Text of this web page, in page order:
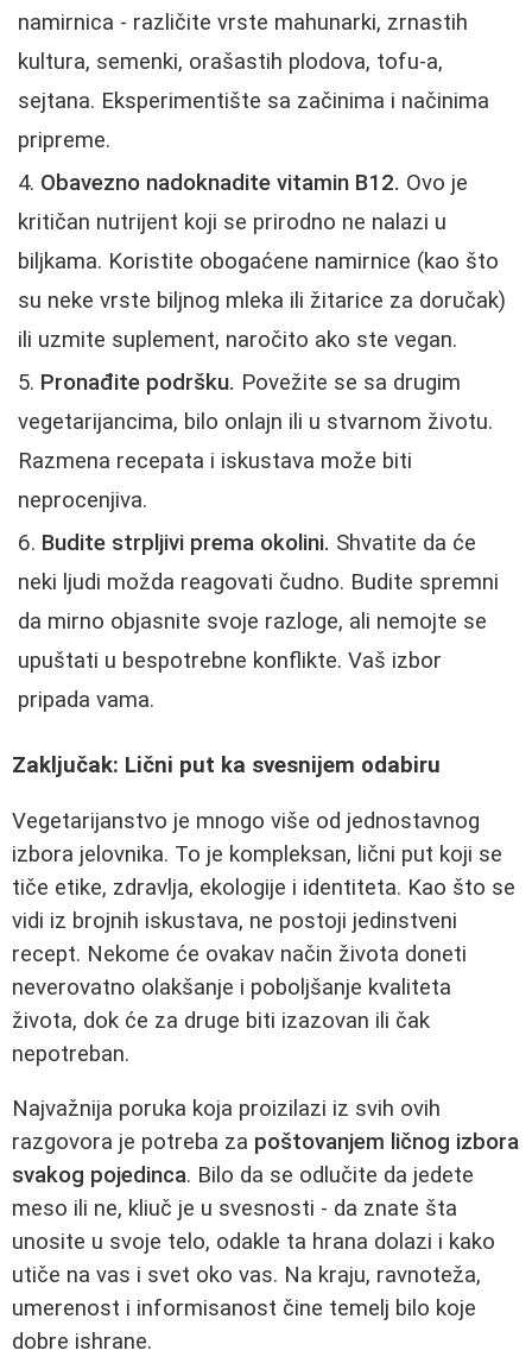
namirnica - različite vrste mahunarki, zrnastih
kultura, semenki, orašastih plodova, tofu-a,
sejtana. Eksperimentište sa začinima i načinima
pripreme.
Obavezno nadoknadite vitamin B12. Ovo je
kritičan nutrijent koji se prirodno ne nalazi u
biljkama. Koristite obogaćene namirnice (kao što
su neke vrste biljnog mleka ili žitarice za doručak)
ili uzmite suplement, naročito ako ste vegan.
Pronađite podršku. Povežite se sa drugim
vegetarijancima, bilo onlajn ili u stvarnom životu.
Razmena recepata i iskustava može biti
neprocenjiva.
Budite strpljivi prema okolini. Shvatite da će
neki ljudi možda reagovati čudno. Budite spremni
da mirno objasnite svoje razloge, ali nemojte se
upuštati u bespotrebne konflikte. Vaš izbor
pripada vama.
Zaključak: Lični put ka svesnijem odabiru
Vegetarijanstvo je mnogo više od jednostavnog
izbora jelovnika. To je kompleksan, lični put koji se
tiče etike, zdravlja, ekologije i identiteta. Kao što se
vidi iz brojnih iskustava, ne postoji jedinstveni
recept. Nekome će ovakav način života doneti
neverovatno olakšanje i poboljšanje kvaliteta
života, dok će za druge biti izazovan ili čak
nepotreban.
Najvažnija poruka koja proizilazi iz svih ovih
razgovora je potreba za poštovanjem ličnog izbora
svakog pojedinca. Bilo da se odlučite da jedete
meso ili ne, kliuč je u svesnosti - da znate šta
unosite u svoje telo, odakle ta hrana dolazi i kako
utiče na vas i svet oko vas. Na kraju, ravnoteža,
umerenost i informisanost čine temelj bilo koje
dobre ishrane.